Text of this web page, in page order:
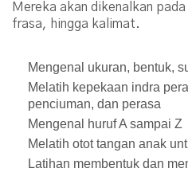
Mereka akan dikenalkan
frasa, hingga kalimat.
Mengenal ukuran, bentuk,
Melatih kepekaan indra
penciuman, dan perasa
Mengenal huruf A sampai Z
Melatih otot tangan anak
Latihan membentuk dan